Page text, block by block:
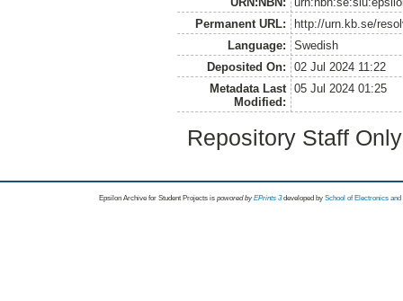
Permanent URL:
http://urn.kb.se/
Language:
Swedish
Deposited On:
02 Jul 2024 11:22
Metadata Last
Modified:
05 Jul 2024 01:25
Repository Staff
Epsilon Archive for Student Projects is powored byEPrints 3 developed by School of Electronics